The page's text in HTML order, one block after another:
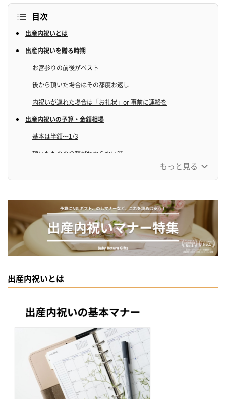
もっと見る
目次
出産内祝いとは
出産内祝いを贈る時期
お宮参りの前後がベスト
後から頂いた場合はその都度お返し
内祝いが遅れた場合は「お礼状」or 事前に連絡を
出産内祝いの予算・金額相場
基本は半額〜1/3
頂いたものの金額がわからない時
表書きは「内祝or御祝or出産内祝」と書く
名入れは赤ちゃんの名前を
出産内祝いを「手渡し」する際の注意点
手提げ袋に入れて持っていく
事前にお相手の都合の良い日を確認する
内祝いを渡すときに一言添える
出産内祝いを「郵送」する際の注意点
出産内祝いで避けるべきギフト
縁起が悪いもの
賞味期限の短い食べ物
出産内祝いのおすすめギフト
出産内祝いとは